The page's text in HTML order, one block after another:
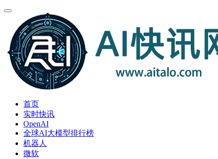
首页
实时快讯
OpenAI
全球AI大模型排行榜
机器人
微软